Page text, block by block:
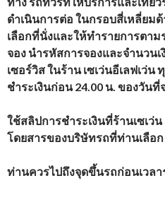
ดำเนินการต่อ ในกรอบสี่เหลี่ยม
เลือกที่นั่งและให้ทำรายการตา
จอง นำรหัสการจองและจำนวนเ
เซอร์วิส ในร้าน เซเว่นอีเลฟเว่
ชำระเงินก่อน 24.00 น. ของวันที่
ใช้สลิปการชำระเงินที่ร้านเซเว่
โดยสารของบริษัทรถที่ท่านเลือก
ท่านควรไปถึงจุดขึ้นรถก่อนเวล